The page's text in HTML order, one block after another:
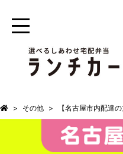
その他 【名古屋市内配達